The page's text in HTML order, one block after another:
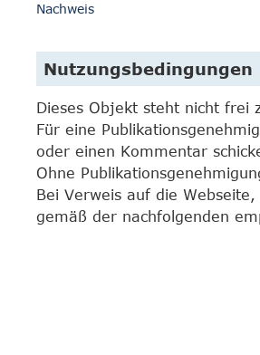
Nachweis
Nutzungsbedingungen
Dieses Objekt steht nicht frei
Für eine
oder einen Kommentar
Ohne
Bei Verweis auf die
gemäß der nachfolgenden